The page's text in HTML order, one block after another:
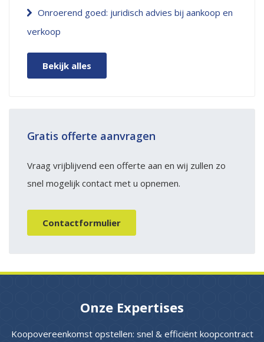
Onroerend goed: juridisch advies bij aankoop en
verkoop
Bekijk alles
Gratis offerte aanvragen
Vraag vrijblijvend een offerte aan en wij zullen zo
snel mogelijk contact met u opnemen.
Contactformulier
Onze Expertises
Koopovereenkomst opstellen: snel & efficiënt koopcontract